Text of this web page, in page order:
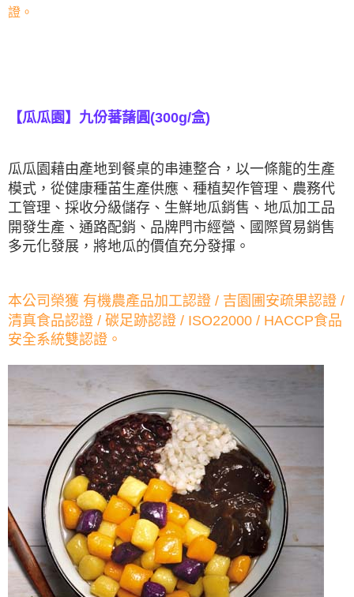
證。
【瓜瓜園】九份蕃藷圓(300g/盒)
瓜瓜園藉由產地到餐桌的串連整合，以一條龍的生產
模式，從健康種苖生產供應、種植契作管理、農務代
工管理、採收分級儲存、生鮮地瓜銷售、地瓜加工品
開發生產、通路配銷、品牌門市經營、國際貿易銷售
多元化發展，將地瓜的價值充分發揮。
本公司榮獲 有機農產品加工認證 / 吉園圃安疏果認證 /
清真食品認證 / 碳足跡認證 / ISO22000 / HACCP食品
安全系統雙認證。